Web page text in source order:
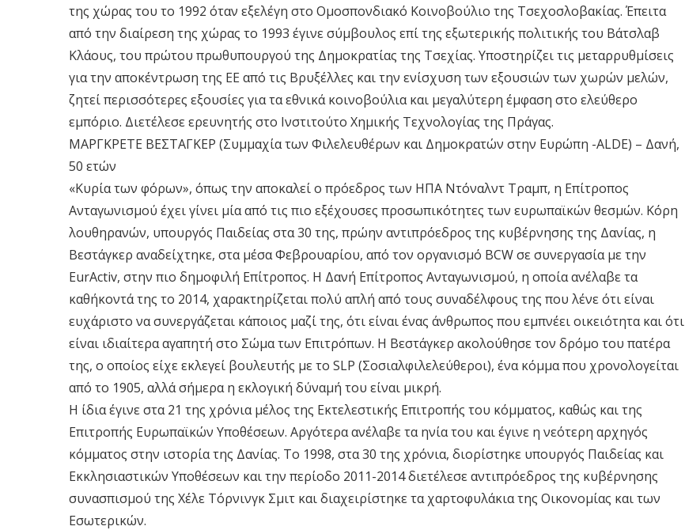
της χώρας του το 1992 όταν εξελέγη στο Ομοσπονδιακό Κοινοβούλιο της Τσεχοσλοβακίας. Έπειτα
από την διαίρεση της χώρας το 1993 έγινε σύμβουλος επί της εξωτερικής πολιτικής του Βάτσλαβ
Κλάους, του πρώτου πρωθυπουργού της Δημοκρατίας της Τσεχίας. Υποστηρίζει τις μεταρρυθμίσεις
για την αποκέντρωση της ΕΕ από τις Βρυξέλλες και την ενίσχυση των εξουσιών των χωρών μελών,
ζητεί περισσότερες εξουσίες για τα εθνικά κοινοβούλια και μεγαλύτερη έμφαση στο ελεύθερο
εμπόριο. Διετέλεσε ερευνητής στο Ινστιτούτο Χημικής Τεχνολογίας της Πράγας.
MΑΡΓΚΡΕΤΕ ΒΕΣΤΑΓΚΕΡ (Συμμαχία των Φιλελευθέρων και Δημοκρατών στην Ευρώπη -ALDE) – Δανή,
50 ετών
«Κυρία των φόρων», όπως την αποκαλεί ο πρόεδρος των ΗΠΑ Ντόναλντ Τραμπ, η Επίτροπος
Ανταγωνισμού έχει γίνει μία από τις πιο εξέχουσες προσωπικότητες των ευρωπαϊκών θεσμών. Κόρη
λουθηρανών, υπουργός Παιδείας στα 30 της, πρώην αντιπρόεδρος της κυβέρνησης της Δανίας, η
Βεστάγκερ αναδείχτηκε, στα μέσα Φεβρουαρίου, από τον οργανισμό BCW σε συνεργασία με την
EurActiv, στην πιο δημοφιλή Επίτροπος. Η Δανή Επίτροπος Ανταγωνισμού, η οποία ανέλαβε τα
καθήκοντά της το 2014, χαρακτηρίζεται πολύ απλή από τους συναδέλφους της που λένε ότι είναι
ευχάριστο να συνεργάζεται κάποιος μαζί της, ότι είναι ένας άνθρωπος που εμπνέει οικειότητα και ότι
είναι ιδιαίτερα αγαπητή στο Σώμα των Επιτρόπων. Η Βεστάγκερ ακολούθησε τον δρόμο του πατέρα
της, ο οποίος είχε εκλεγεί βουλευτής με το SLP (Σοσιαλφιλελεύθεροι), ένα κόμμα που χρονολογείται
από το 1905, αλλά σήμερα η εκλογική δύναμή του είναι μικρή.
Η ίδια έγινε στα 21 της χρόνια μέλος της Εκτελεστικής Επιτροπής του κόμματος, καθώς και της
Επιτροπής Ευρωπαϊκών Υποθέσεων. Αργότερα ανέλαβε τα ηνία του και έγινε η νεότερη αρχηγός
κόμματος στην ιστορία της Δανίας. Το 1998, στα 30 της χρόνια, διορίστηκε υπουργός Παιδείας και
Εκκλησιαστικών Υποθέσεων και την περίοδο 2011-2014 διετέλεσε αντιπρόεδρος της κυβέρνησης
συνασπισμού της Χέλε Τόρνινγκ Σμιτ και διαχειρίστηκε τα χαρτοφυλάκια της Οικονομίας και των
Εσωτερικών.